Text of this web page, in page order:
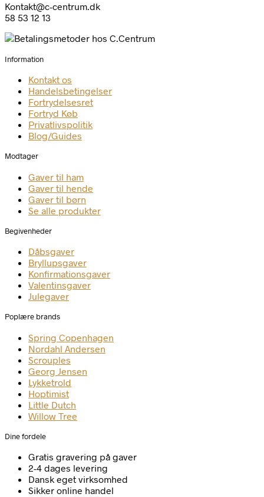
Kontakt@c-centrum.dk
58 53 12 13
Information
Kontakt os
Handelsbetingelser
Fortrydelsesret
Fortryd Køb
Privatlivspolitik
Blog/Guides
Modtager
Gaver til ham
Gaver til hende
Gaver til børn
Se alle produkter
Begivenheder
Dåbsgaver
Bryllupsgaver
Konfirmationsgaver
Valentinsgaver
Julegaver
Poplære brands
Spring Copenhagen
Nordahl Andersen
Scrouples
Georg Jensen
Lykketrold
Hoptimist
Little Dutch
Willow Tree
Dine fordele
Gratis gravering på gaver
2-4 dages levering
Dansk eget virksomhed
Sikker online handel